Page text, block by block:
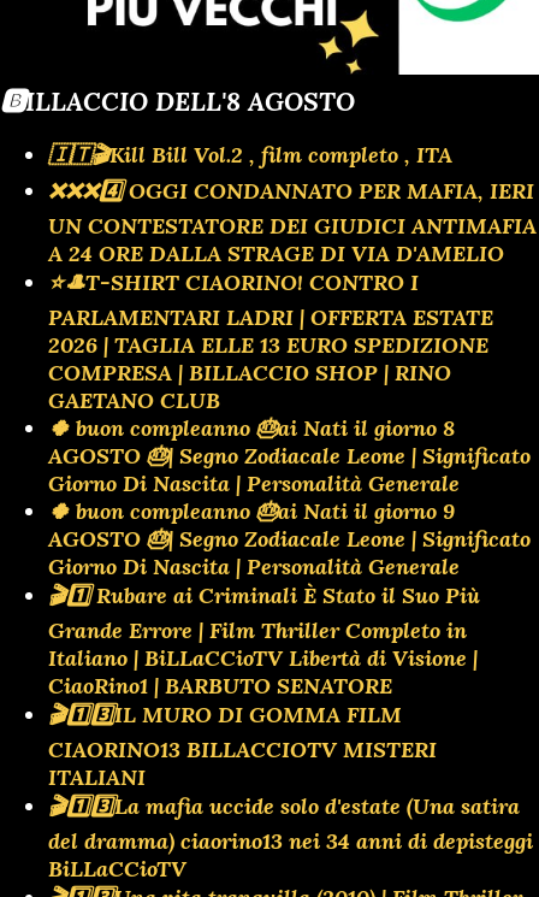
🅱️ILLACCIO DELL'8 AGOSTO
🇮🇹🎬Kill Bill Vol.2 , film completo , ITA
❌️❌️❌️4️⃣ OGGI CONDANNATO PER MAFIA, IERI
UN CONTESTATORE DEI GIUDICI ANTIMAFIA
A 24 ORE DALLA STRAGE DI VIA D'AMELIO
⭐🎩T-SHIRT CIAORINO! CONTRO I
PARLAMENTARI LADRI | OFFERTA ESTATE
2026 | TAGLIA ELLE 13 EURO SPEDIZIONE
COMPRESA | BILLACCIO SHOP | RINO
GAETANO CLUB
🍀 buon compleanno 🎂ai Nati il giorno 8
AGOSTO 🎂| Segno Zodiacale Leone | Significato
Giorno Di Nascita | Personalità Generale
🍀 buon compleanno 🎂ai Nati il giorno 9
AGOSTO 🎂| Segno Zodiacale Leone | Significato
Giorno Di Nascita | Personalità Generale
🎬1️⃣ Rubare ai Criminali È Stato il Suo Più
Grande Errore | Film Thriller Completo in
Italiano | BiLLaCCioTV Libertà di Visione |
CiaoRino1 | BARBUTO SENATORE
🎬1️⃣3️⃣IL MURO DI GOMMA FILM
CIAORINO13 BILLACCIOTV MISTERI
ITALIANI
🎬1️⃣3️⃣La mafia uccide solo d'estate (Una satira
del dramma) ciaorino13 nei 34 anni di depisteggi
BiLLaCCioTV